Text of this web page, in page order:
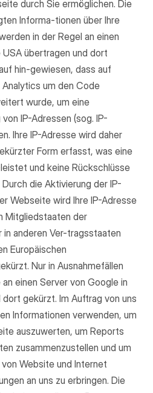
durch Sie ermöglichen. Die
Informa-tionen über Ihre
in der Regel an einen
übertragen und dort
hin-gewiesen, dass auf
um den Code
wurde, um eine
IP-Adressen (sog. IP-
Ihre IP-Adresse wird daher
Form erfasst, was eine
und keine Rückschlüsse
die Aktivierung der IP-
Webseite wird Ihre IP-Adresse
Mitgliedstaaten der
in anderen Ver-tragsstaaten
Europäischen
Nur in Ausnahmefällen
einen Server von Google in
gekürzt. Im Auftrag von uns
Informationen verwenden, um
auszuwerten, um Reports
zusammenzustellen und um
Website und Internet
an uns zu erbringen. Die